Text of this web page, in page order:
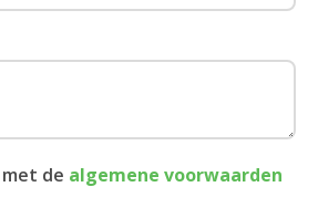
de algemene voorwaarden